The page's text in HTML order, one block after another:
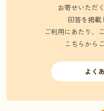
お寄せいただ
回答を掲載
ご利用にあたり、
こちらから
よく